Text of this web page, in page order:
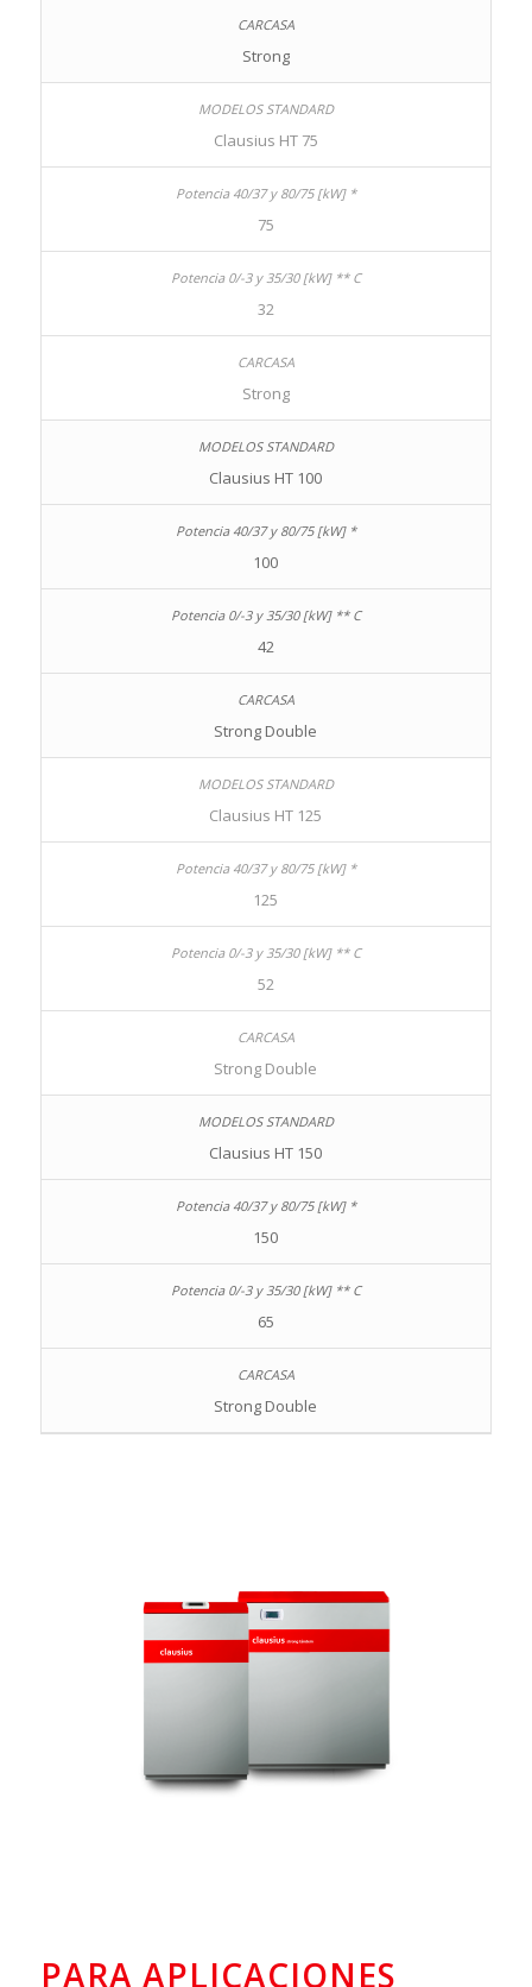
Strong
Clausius HT 75
75
32
Strong
Clausius HT 100
100
42
Strong Double
Clausius HT 125
125
52
Strong Double
Clausius HT 150
150
65
Strong Double
PARA APLICACIONES